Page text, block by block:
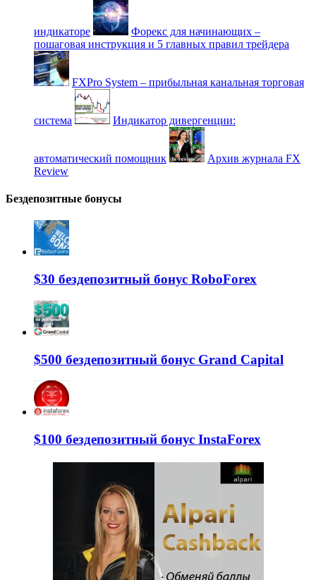
индикаторе
Форекс для начинающих –
пошаговая инструкция и 5 главных правил трейдера
FXPro System – прибыльная канальная торговая
система Индикатор дивергенции:
автоматический помощник
Архив журнала FX
Review
Бездепозитные бонусы
$30 бездепозитный бонус RoboForex
$500 бездепозитный бонус Grand Capital
$100 бездепозитный бонус InstaForex